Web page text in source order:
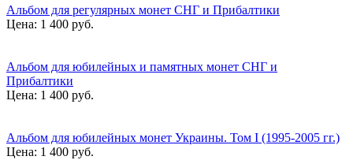
Альбом для регулярных монет СНГ и Прибалтики
Цена: 1 400 руб.
Альбом для юбилейных и памятных монет СНГ и
Прибалтики
Цена: 1 400 руб.
Альбом для юбилейных монет Украины. Том I (1995-2005 гг.)
Цена: 1 400 руб.